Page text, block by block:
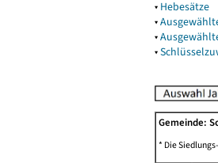
▾ Hebesätze
▾
▾
▾
Gemeinde:
* Die